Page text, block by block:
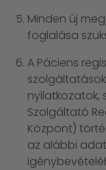
Minden új
foglalása
A Páciens
nyilatkozatok,
Szolgáltató
Központ)
az alábbi